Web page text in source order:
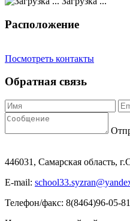
Расположение
Посмотреть контакты
Обратная связь
446031, Самарская область,
E-mail:
Телефон/факс: 8(8464)96-05-81